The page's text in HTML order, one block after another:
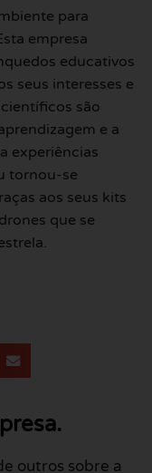
para
empresa
educativos
seus interesses e
são
e a
experiências
tornou-se
aos seus kits
que se
outros sobre a